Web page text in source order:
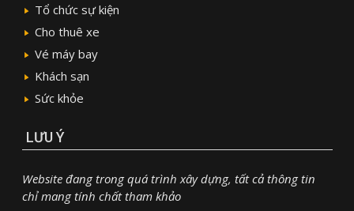
Tổ chức sự kiện
Cho thuê xe
Vé máy bay
Khách sạn
Sức khỏe
LƯU Ý
Website đang trong quá trình xây dựng, tất cả thông tin
chỉ mang tính chất tham khảo